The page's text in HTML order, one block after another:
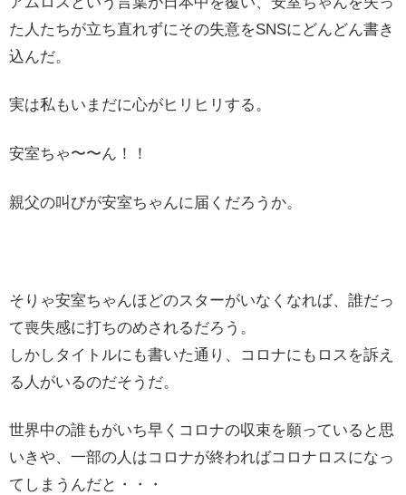
た人たちが立ち直れずにその失意をSNSにどんどん書き
込んだ。
実は私もいまだに心がヒリヒリする。
安室ちゃ〜〜ん！！
親父の叫びが安室ちゃんに届くだろうか。
そりゃ安室ちゃんほどのスターがいなくなれば、誰だっ
て喪失感に打ちのめされるだろう。
しかしタイトルにも書いた通り、コロナにもロスを訴え
る人がいるのだそうだ。
世界中の誰もがいち早くコロナの収束を願っていると思
いきや、一部の人はコロナが終わればコロナロスになっ
てしまうんだと・・・